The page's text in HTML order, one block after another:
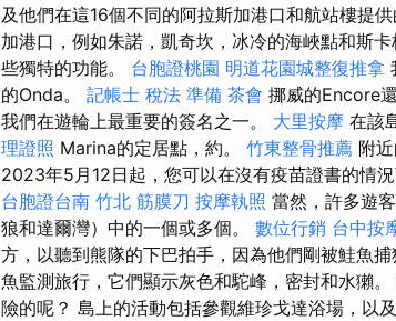
及他們在這16個不同的阿拉斯加港口和航站樓提
加港口，例如朱諾，凱奇坎，冰冷的海峽點和斯卡
些獨特的功能。 台胞證桃園 明道花園城整復推拿
的Onda。 記帳士 稅法 準備 茶會 挪威的Encore
我們在遊輪上最重要的簽名之一。 大里按摩 在該
理證照 Marina的定居點，約。 竹東整骨推薦 附
2023年5月12日起，您可以在沒有疫苗證書的情
台胞證台南 竹北 筋膜刀 按摩執照 當然，許多遊
狼和達爾灣）中的一個或多個。 數位行銷 台中按
方，以聽到熊隊的下巴拍手，因為他們剛被鮭魚捕
魚監測旅行，它們顯示灰色和駝峰，密封和水獺。
險的呢？ 島上的活動包括參觀維珍戈達浴場，以